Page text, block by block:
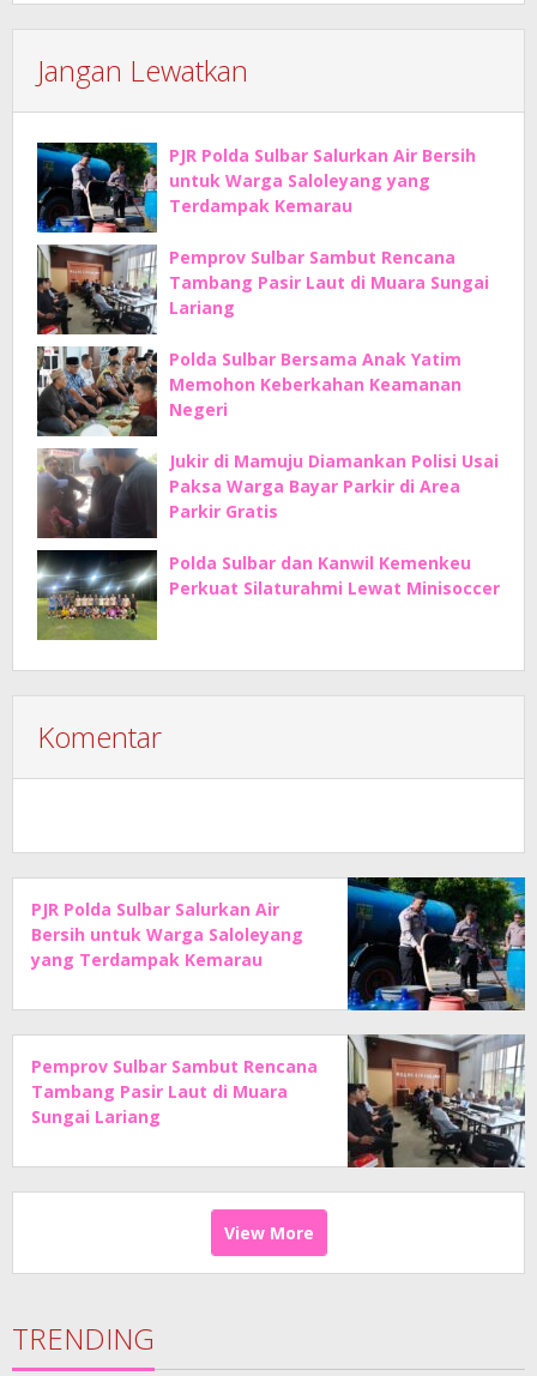
Jangan Lewatkan
PJR Polda Sulbar Salurkan Air Bersih
untuk Warga Saloleyang yang
Terdampak Kemarau
Pemprov Sulbar Sambut Rencana
Tambang Pasir Laut di Muara Sungai
Lariang
Polda Sulbar Bersama Anak Yatim
Memohon Keberkahan Keamanan
Negeri
Jukir di Mamuju Diamankan Polisi Usai
Paksa Warga Bayar Parkir di Area
Parkir Gratis
Polda Sulbar dan Kanwil Kemenkeu
Perkuat Silaturahmi Lewat Minisoccer
Komentar
PJR Polda Sulbar Salurkan Air
Bersih untuk Warga Saloleyang
yang Terdampak Kemarau
Pemprov Sulbar Sambut Rencana
Tambang Pasir Laut di Muara
Sungai Lariang
View More
TRENDING